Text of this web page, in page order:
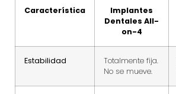
Característica
Implantes
Dentales All-
on-4
Estabilidad
Totalmente fija.
No se mueve.